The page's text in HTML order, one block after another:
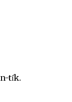
ti̍k.